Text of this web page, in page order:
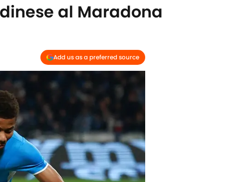
al Maradona
Add us as a preferred source